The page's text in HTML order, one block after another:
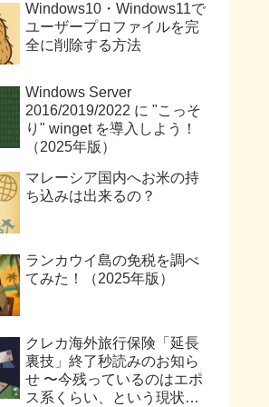
Windows10・Windows11で
ユーザープロファイルを完
全に削除する方法
Windows Server
2016/2019/2022 に "こっそ
り" winget を導入しよう！
（2025年版）
マレーシア国内へお米の持
ち込みは出来るの？
ランカウイ島の免税を調べ
てみた！（2025年版）
クレカ海外旅行保険「延長
裏技」終了秒読みのお知ら
せ 〜今残っているのはエポ
ス系くらい、という現状を